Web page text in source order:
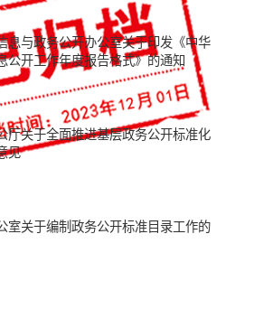
息与政务公开办公室关于印发《中华
公开工作年度报告格式》的通知
厅关于全面推进基层政务公开标准化
见
室关于编制政务公开标准目录工作的